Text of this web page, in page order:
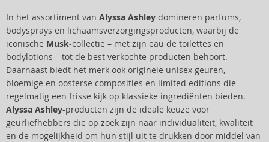
In het assortiment van Alyssa Ashley domineren parfums,
bodysprays en lichaamsverzorgingsproducten, waarbij de
iconische Musk-collectie – met zijn eau de toilettes en
bodylotions – tot de best verkochte producten behoort.
Daarnaast biedt het merk ook originele unisex geuren,
bloemige en oosterse composities en limited editions die
regelmatig een frisse kijk op klassieke ingrediënten bieden.
Alyssa Ashley-producten zijn de ideale keuze voor
geurliefhebbers die op zoek zijn naar individualiteit, kwaliteit
en de mogelijkheid om hun stijl uit te drukken door middel van